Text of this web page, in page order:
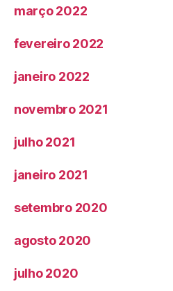
março 2022
fevereiro 2022
janeiro 2022
novembro 2021
julho 2021
janeiro 2021
setembro 2020
agosto 2020
julho 2020